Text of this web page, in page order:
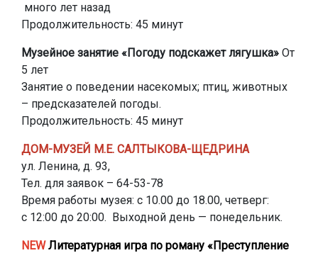
много лет назад
Продолжительность: 45 минут
Музейное занятие «Погоду подскажет лягушка» От
5 лет
Занятие о поведении насекомых; птиц, животных
– предсказателей погоды.
Продолжительность: 45 минут
ДОМ-МУЗЕЙ М.Е. САЛТЫКОВА-ЩЕДРИНА
ул. Ленина, д. 93,
Тел. для заявок – 64-53-78
Время работы музея: с 10.00 до 18.00, четверг:
с 12:00 до 20:00. Выходной день — понедельник.
NEWЛитературная игра по роману «Преступление